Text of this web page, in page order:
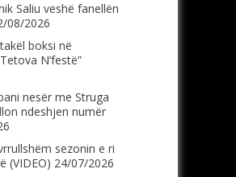
Saliu veshë fanellën
08/2026
boksi në
N’festë”
nesër me Struga
ndeshjen numër
sezonin e ri
(VIDEO) 24/07/2026